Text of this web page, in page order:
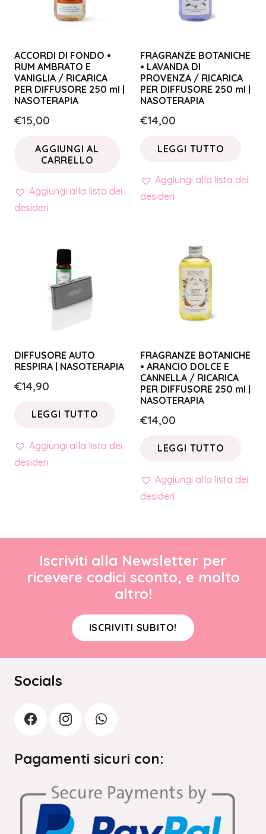
ACCORDI DI FONDO •
RUM AMBRATO E
VANIGLIA / RICARICA
PER DIFFUSORE 250 ml |
NASOTERAPIA
€15,00
AGGIUNGI AL
CARRELLO
Aggiungi alla lista dei
desideri
FRAGRANZE BOTANICHE
• LAVANDA DI
PROVENZA / RICARICA
PER DIFFUSORE 250 ml |
NASOTERAPIA
€14,00
LEGGI TUTTO
Aggiungi alla lista dei
desideri
DIFFUSORE AUTO
RESPIRA | NASOTERAPIA
€14,90
LEGGI TUTTO
Aggiungi alla lista dei
desideri
FRAGRANZE BOTANICHE
• ARANCIO DOLCE E
CANNELLA / RICARICA
PER DIFFUSORE 250 ml |
NASOTERAPIA
€14,00
LEGGI TUTTO
Aggiungi alla lista dei
desideri
Iscriviti alla Newsletter per
ricevere codici sconto, e molto
altro!
ISCRIVITI SUBITO!
Socials
Pagamenti sicuri con: